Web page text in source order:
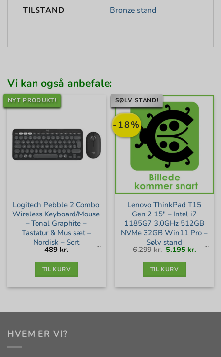
TILSTAND Bronze stand
Vi kan også anbefale:
NYT PRODUKT!
Logitech Pebble 2 Combo
Wireless Keyboard/Mouse
– Tonal Graphite –
Tastatur & Mus sæt –
Nordisk – Sort
489 kr.
TIL KURV
-18%
SØLV STAND!
Lenovo ThinkPad T15
Gen 2 15″ – Intel i7
1185G7 3,0GHz 512GB
NVMe 32GB Win11 Pro –
Sølv stand
6.299kr. Den
oprindelige
pris
5.195 kr. Den
TIL KURV
HVEM ER VI?